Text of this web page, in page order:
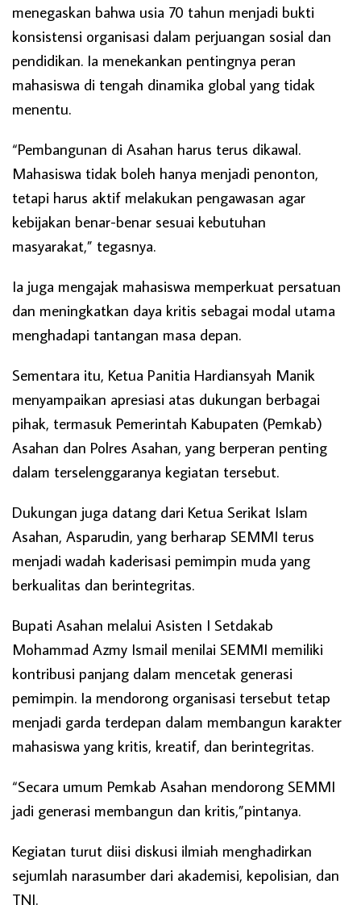
menegaskan bahwa usia 70 tahun menjadi bukti
konsistensi organisasi dalam perjuangan sosial dan
pendidikan. Ia menekankan pentingnya peran
mahasiswa di tengah dinamika global yang tidak
menentu.
“Pembangunan di Asahan harus terus dikawal.
Mahasiswa tidak boleh hanya menjadi penonton,
tetapi harus aktif melakukan pengawasan agar
kebijakan benar-benar sesuai kebutuhan
masyarakat,” tegasnya.
Ia juga mengajak mahasiswa memperkuat persatuan
dan meningkatkan daya kritis sebagai modal utama
menghadapi tantangan masa depan.
Sementara itu, Ketua Panitia Hardiansyah Manik
menyampaikan apresiasi atas dukungan berbagai
pihak, termasuk Pemerintah Kabupaten (Pemkab)
Asahan dan Polres Asahan, yang berperan penting
dalam terselenggaranya kegiatan tersebut.
Dukungan juga datang dari Ketua Serikat Islam
Asahan, Asparudin, yang berharap SEMMI terus
menjadi wadah kaderisasi pemimpin muda yang
berkualitas dan berintegritas.
Bupati Asahan melalui Asisten I Setdakab
Mohammad Azmy Ismail menilai SEMMI memiliki
kontribusi panjang dalam mencetak generasi
pemimpin. Ia mendorong organisasi tersebut tetap
menjadi garda terdepan dalam membangun karakter
mahasiswa yang kritis, kreatif, dan berintegritas.
“Secara umum Pemkab Asahan mendorong SEMMI
jadi generasi membangun dan kritis,”pintanya.
Kegiatan turut diisi diskusi ilmiah menghadirkan
sejumlah narasumber dari akademisi, kepolisian, dan
TNI.